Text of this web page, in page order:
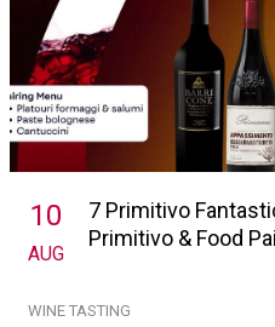
10
AUG
7 Primitivo
Primitivo & Food
WINE TASTING